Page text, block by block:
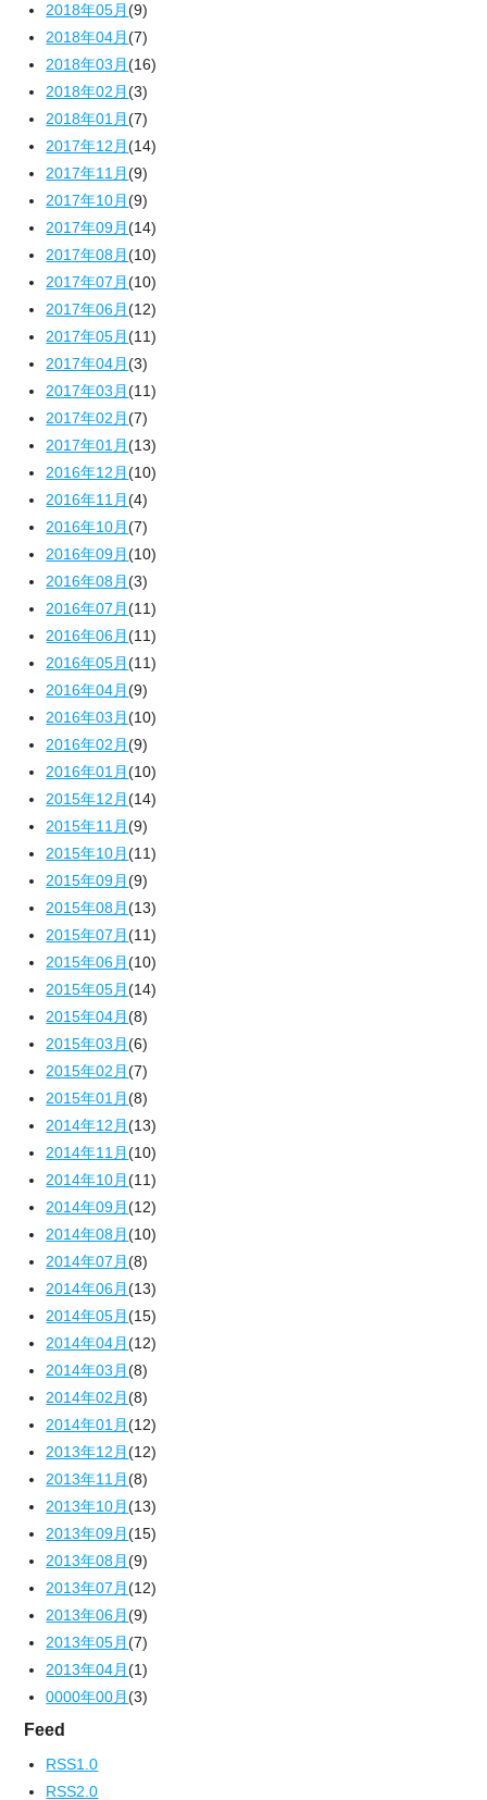
2018年05月(9)
2018年04月(7)
2018年03月(16)
2018年02月(3)
2018年01月(7)
2017年12月(14)
2017年11月(9)
2017年10月(9)
2017年09月(14)
2017年08月(10)
2017年07月(10)
2017年06月(12)
2017年05月(11)
2017年04月(3)
2017年03月(11)
2017年02月(7)
2017年01月(13)
2016年12月(10)
2016年11月(4)
2016年10月(7)
2016年09月(10)
2016年08月(3)
2016年07月(11)
2016年06月(11)
2016年05月(11)
2016年04月(9)
2016年03月(10)
2016年02月(9)
2016年01月(10)
2015年12月(14)
2015年11月(9)
2015年10月(11)
2015年09月(9)
2015年08月(13)
2015年07月(11)
2015年06月(10)
2015年05月(14)
2015年04月(8)
2015年03月(6)
2015年02月(7)
2015年01月(8)
2014年12月(13)
2014年11月(10)
2014年10月(11)
2014年09月(12)
2014年08月(10)
2014年07月(8)
2014年06月(13)
2014年05月(15)
2014年04月(12)
2014年03月(8)
2014年02月(8)
2014年01月(12)
2013年12月(12)
2013年11月(8)
2013年10月(13)
2013年09月(15)
2013年08月(9)
2013年07月(12)
2013年06月(9)
2013年05月(7)
2013年04月(1)
0000年00月(3)
Feed
RSS1.0
RSS2.0